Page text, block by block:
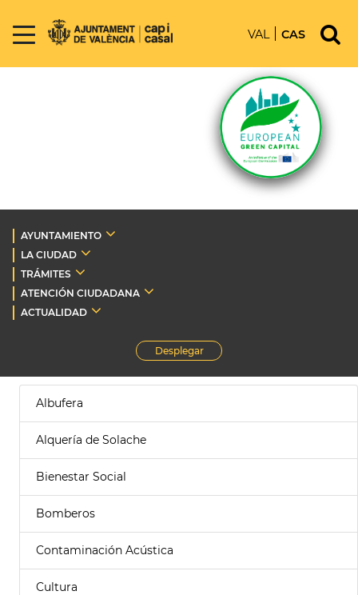
VAL CAS
AYUNTAMIENTO
LA CIUDAD
TRÁMITES
ATENCIÓN CIUDADANA
ACTUALIDAD
Desplegar
Albufera
Alquería de Solache
Bienestar Social
Bomberos
Contaminación Acústica
Cultura